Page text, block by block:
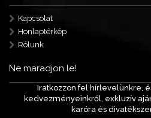
Kapcsolat
Honlaptérkép
Rólunk
Ne maradjon le!
Iratkozzon fel hírlevelünkre,
kedvezményeinkről, exkluzív
karóra és